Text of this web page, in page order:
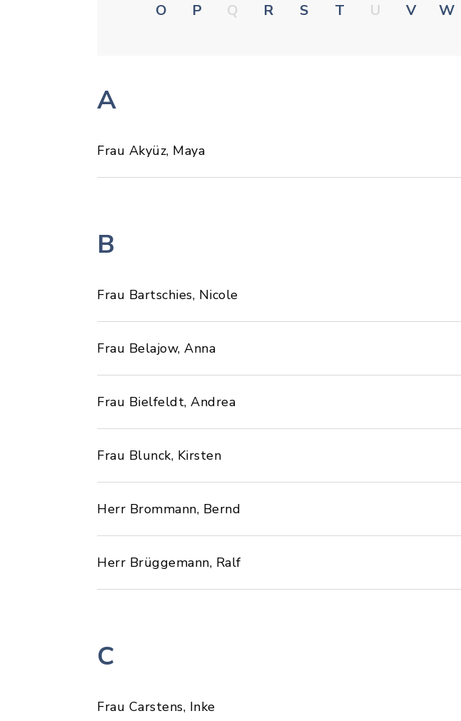
O
P Q R S T U V W
A
Frau Akyüz, Maya
B
Frau Bartschies, Nicole
Frau Belajow, Anna
Frau Bielfeldt, Andrea
Frau Blunck, Kirsten
Herr Brommann, Bernd
Herr Brüggemann, Ralf
C
Frau Carstens, Inke